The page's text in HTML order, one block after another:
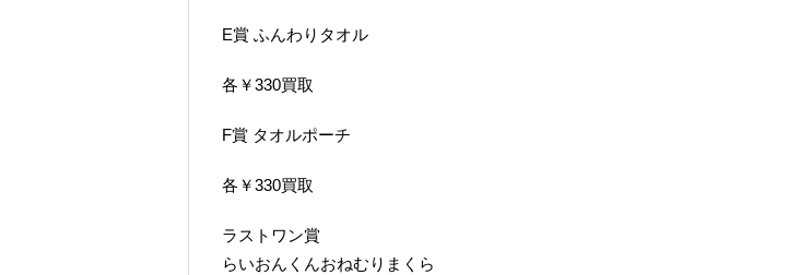
E賞 ふんわりタオル
各￥330買取
F賞 タオルポーチ
各￥330買取
ラストワン賞
らいおんくんおねむりまくら